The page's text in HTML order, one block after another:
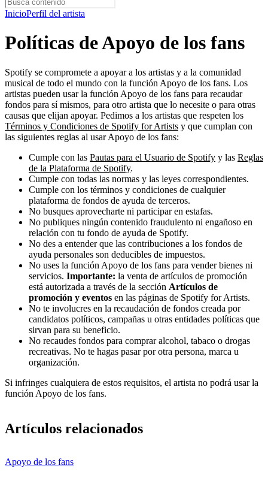
InicioPerfil del artista
Políticas de Apoyo de los fans
Spotify se compromete a apoyar a los artistas y a la comunidad
musical de todo el mundo con la función Apoyo de los fans. Los
artistas pueden usar la función Apoyo de los fans para recaudar
fondos para sí mismos, para otro artista que lo necesite o para otras
causas que elijan apoyar. Pedimos a los artistas que respeten los
Términos y Condiciones de Spotify for Artists y que cumplan con
las siguientes reglas al usar Apoyo de los fans:
Cumple con las Pautas para el Usuario de Spotify y las Reglas
de la Plataforma de Spotify.
Cumple con todas las normas y las leyes correspondientes.
Cumple con los términos y condiciones de cualquier
plataforma de fondos de ayuda de terceros.
No busques aprovecharte ni participar en estafas.
No publiques ningún contenido fraudulento ni engañoso en
relación con tu fondo de ayuda de Spotify.
No des a entender que las contribuciones a los fondos de
ayuda personales son deducibles de impuestos.
No uses la función Apoyo de los fans para vender bienes ni
servicios. Importante: la venta de artículos de promoción
está autorizada a través de la sección Artículos de
promoción y eventos en las páginas de Spotify for Artists.
No te involucres en la recaudación de fondos creada por
candidatos políticos, campañas u otras entidades políticas que
sirvan para su beneficio.
No recaudes fondos para comprar alcohol, tabaco o drogas
recreativas. No te hagas pasar por otra persona, marca u
organización.
Si infringes cualquiera de estos requisitos, el artista no podrá usar la
función Apoyo de los fans.
Artículos relacionados
Apoyo de los fans